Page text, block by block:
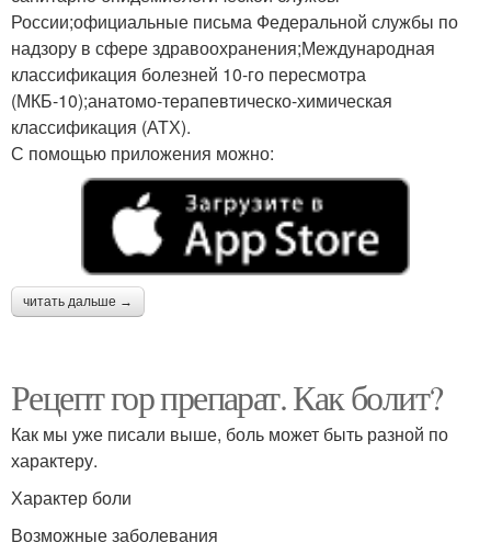
России;официальные письма Федеральной службы по
надзору в сфере здравоохранения;Международная
классификация болезней 10-го пересмотра
(МКБ-10);анатомо-терапевтическо-химическая
классификация (АТХ).
С помощью приложения можно:
читать дальше →
Рецепт гор препарат. Как болит?
Как мы уже писали выше, боль может быть разной по
характеру.
Характер боли
Возможные заболевания